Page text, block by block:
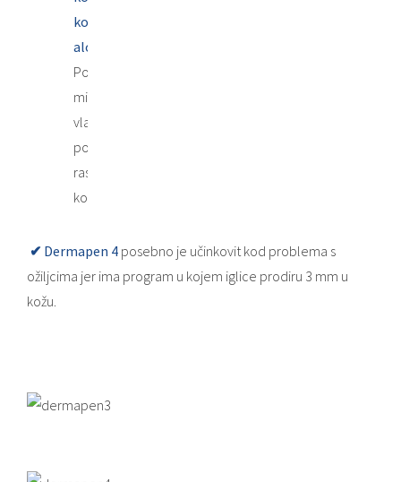
kod
alopecije:
Poboljšava
mikrocirkulaciju
vlasišta,
potičući
rast
kose.
✔ Dermapen 4 posebno je učinkovit kod problema s
ožiljcima jer ima program u kojem iglice prodiru 3 mm u
kožu.